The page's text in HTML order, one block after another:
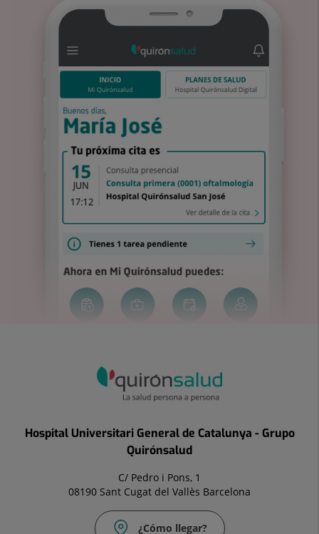
Hospital Universitari General de Catalunya - Grupo
Quirónsalud
C/ Pedro i Pons, 1
08190 Sant Cugat del Vallès Barcelona
¿Cómo llegar?